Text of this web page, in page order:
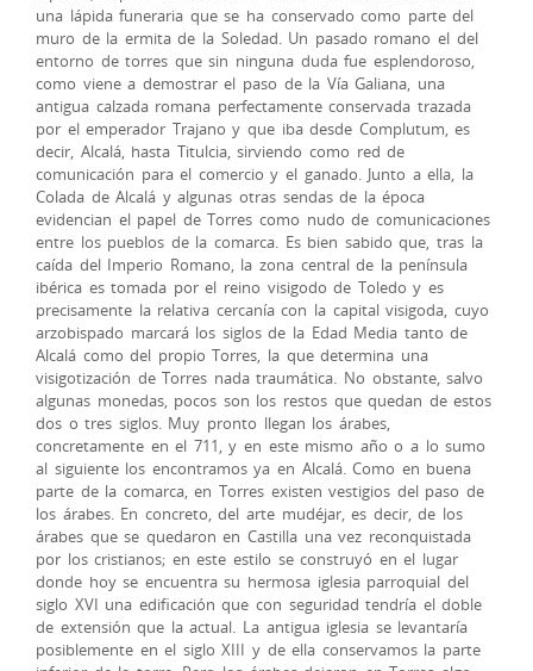
una lápida funeraria que se ha conservado como parte del
muro de la ermita de la Soledad. Un pasado romano el del
entorno de torres que sin ninguna duda fue esplendoroso,
como viene a demostrar el paso de la Vía Galiana, una
antigua calzada romana perfectamente conservada trazada
por el emperador Trajano y que iba desde Complutum, es
decir, Alcalá, hasta Titulcia, sirviendo como red de
comunicación para el comercio y el ganado. Junto a ella, la
Colada de Alcalá y algunas otras sendas de la época
evidencian el papel de Torres como nudo de comunicaciones
entre los pueblos de la comarca. Es bien sabido que, tras la
caída del Imperio Romano, la zona central de la península
ibérica es tomada por el reino visigodo de Toledo y es
precisamente la relativa cercanía con la capital visigoda, cuyo
arzobispado marcará los siglos de la Edad Media tanto de
Alcalá como del propio Torres, la que determina una
visigotización de Torres nada traumática. No obstante, salvo
algunas monedas, pocos son los restos que quedan de estos
dos o tres siglos. Muy pronto llegan los árabes,
concretamente en el 711, y en este mismo año o a lo sumo
al siguiente los encontramos ya en Alcalá. Como en buena
parte de la comarca, en Torres existen vestigios del paso de
los árabes. En concreto, del arte mudéjar, es decir, de los
árabes que se quedaron en Castilla una vez reconquistada
por los cristianos; en este estilo se construyó en el lugar
donde hoy se encuentra su hermosa iglesia parroquial del
siglo XVI una edificación que con seguridad tendría el doble
de extensión que la actual. La antigua iglesia se levantaría
posiblemente en el siglo XIII y de ella conservamos la parte